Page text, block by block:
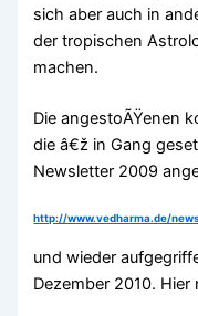
sich aber auch in
der tropischen
machen.
Die angestoÃŸenen
die â€ž in Gang
Newsletter 2009
http://www.vedharma.de/
und wieder
Dezember 2010. Hier